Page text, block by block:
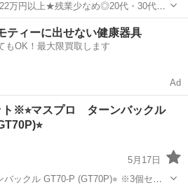
万円以上★残業少なめ◎20代・30代・
快適作業★食堂利用可◎マイカー通勤
人気の工場のお仕事 ◇
ティーに出せない健康器具
もOK！最大限買取します
Ad
※⭐︎マスプロ ターンバックル
5月17日
ル GT70-P (GT70P)⭐︎ ※3個セッ